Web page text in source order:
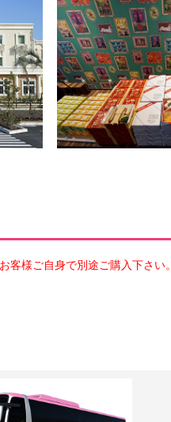
様ご自身で別途ご購入下さい。